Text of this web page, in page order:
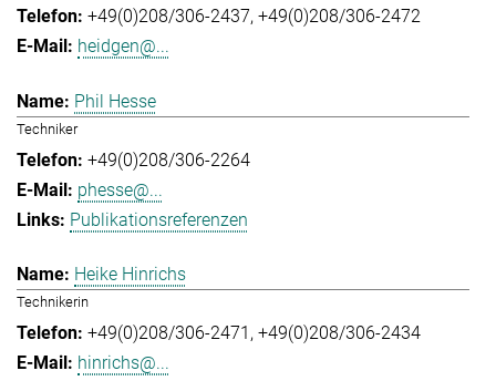
+49(0)208/306-2437 +49(0)208/306-2472
heidgen@...
Phil Hesse
Techniker
+49(0)208/306-2264
phesse@...
Publikationsreferenzen
Heike Hinrichs
Technikerin
+49(0)208/306-2471 +49(0)208/306-2434
hinrichs@...